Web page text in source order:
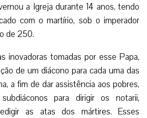
a Igreja durante 14 anos, tendo
com o martírio, sob o imperador
de 250.
inovadoras tomadas por esse Papa,
de um diácono para cada uma das
a fim de dar assistência aos pobres,
para dirigir os notarii,
as atas dos mártires. Esses